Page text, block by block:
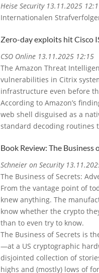
Heise Security 13.11.2025
Internationalen
Zero-day exploits hit Cisco
CSO Online 13.11.2025 12:15
The Amazon Threat
vulnerabilities in Citrix
infrastructure even before
According to Amazon’s
web shell disguised as a
standard decoding routines
Book Review: The Business
Schneier on Security
The Business of Secrets:
From the vantage point of
knew anything. The
know whether the crypto
than to even try to know.
The Business of Secrets is
—at a US cryptographic
disjointed collection of
highs and (mostly) lows of